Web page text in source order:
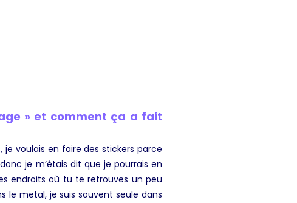
» et comment ça a fait
je voulais en faire des stickers parce
je m’étais dit que je pourrais en
endroits où tu te retrouves un peu
le metal, je suis souvent seule dans